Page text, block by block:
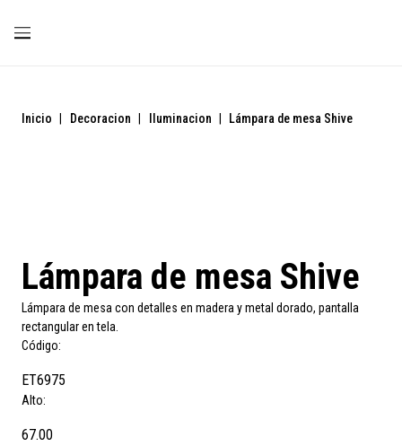
Inicio Decoracion Iluminacion Lámpara de mesa Shive
Lámpara de mesa Shive
Lámpara de mesa con detalles en madera y metal dorado, pantalla
rectangular en tela.
Código:
ET6975
Alto:
67.00